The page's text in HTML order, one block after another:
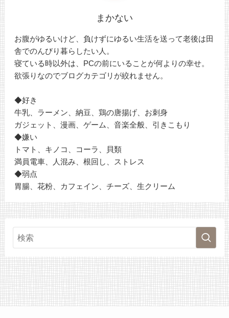
まかない
お腹がゆるいけど、負けずにゆるい生活を送って老後は田
舎でのんびり暮らしたい人。
寝ている時以外は、PCの前にいることが何よりの幸せ。
欲張りなのでブログカテゴリが絞れません。
◆好き
牛乳、ラーメン、納豆、鶏の唐揚げ、お刺身
ガジェット、漫画、ゲーム、音楽全般、引きこもり
◆嫌い
トマト、キノコ、コーラ、貝類
満員電車、人混み、根回し、ストレス
◆弱点
胃腸、花粉、カフェイン、チーズ、生クリーム